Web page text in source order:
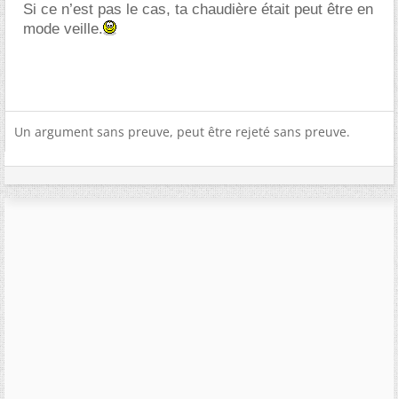
Si ce n’est pas le cas, ta chaudière était peut être en
mode veille.
Un argument sans preuve, peut être rejeté sans preuve.